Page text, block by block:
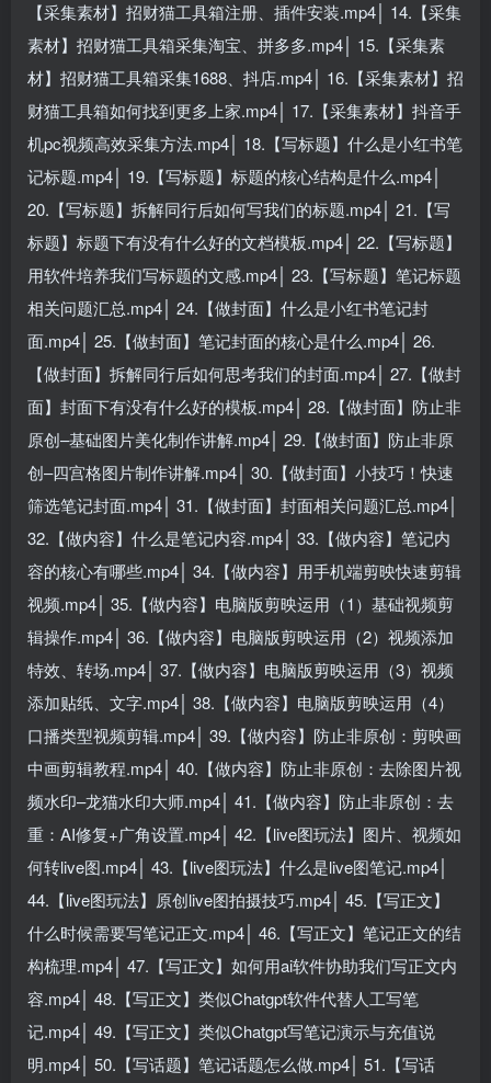
【采集素材】招财猫工具箱注册、插件安装.mp4│ 14.【采集
素材】招财猫工具箱采集淘宝、拼多多.mp4│ 15.【采集素
材】招财猫工具箱采集1688、抖店.mp4│ 16.【采集素材】招
财猫工具箱如何找到更多上家.mp4│ 17.【采集素材】抖音手
机pc视频高效采集方法.mp4│ 18.【写标题】什么是小红书笔
记标题.mp4│ 19.【写标题】标题的核心结构是什么.mp4│
20.【写标题】拆解同行后如何写我们的标题.mp4│ 21.【写
标题】标题下有没有什么好的文档模板.mp4│ 22.【写标题】
用软件培养我们写标题的文感.mp4│ 23.【写标题】笔记标题
相关问题汇总.mp4│ 24.【做封面】什么是小红书笔记封
面.mp4│ 25.【做封面】笔记封面的核心是什么.mp4│ 26.
【做封面】拆解同行后如何思考我们的封面.mp4│ 27.【做封
面】封面下有没有什么好的模板.mp4│ 28.【做封面】防止非
原创–基础图片美化制作讲解.mp4│ 29.【做封面】防止非原
创–四宫格图片制作讲解.mp4│ 30.【做封面】小技巧！快速
筛选笔记封面.mp4│ 31.【做封面】封面相关问题汇总.mp4│
32.【做内容】什么是笔记内容.mp4│ 33.【做内容】笔记内
容的核心有哪些.mp4│ 34.【做内容】用手机端剪映快速剪辑
视频.mp4│ 35.【做内容】电脑版剪映运用（1）基础视频剪
辑操作.mp4│ 36.【做内容】电脑版剪映运用（2）视频添加
特效、转场.mp4│ 37.【做内容】电脑版剪映运用（3）视频
添加贴纸、文字.mp4│ 38.【做内容】电脑版剪映运用（4）
口播类型视频剪辑.mp4│ 39.【做内容】防止非原创：剪映画
中画剪辑教程.mp4│ 40.【做内容】防止非原创：去除图片视
频水印–龙猫水印大师.mp4│ 41.【做内容】防止非原创：去
重：AI修复+广角设置.mp4│ 42.【live图玩法】图片、视频如
何转live图.mp4│ 43.【live图玩法】什么是live图笔记.mp4│
44.【live图玩法】原创live图拍摄技巧.mp4│ 45.【写正文】
什么时候需要写笔记正文.mp4│ 46.【写正文】笔记正文的结
构梳理.mp4│ 47.【写正文】如何用ai软件协助我们写正文内
容.mp4│ 48.【写正文】类似Chatgpt软件代替人工写笔
记.mp4│ 49.【写正文】类似Chatgpt写笔记演示与充值说
明.mp4│ 50.【写话题】笔记话题怎么做.mp4│ 51.【写话